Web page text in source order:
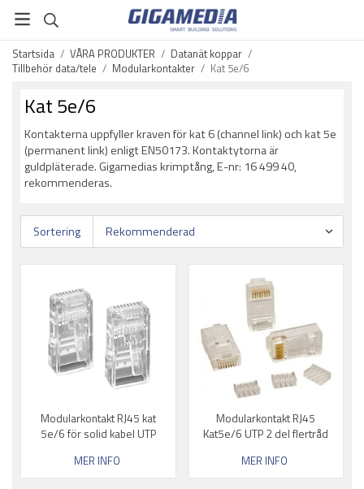
Startsida / VÅRA PRODUKTER / Datanät koppar /
Tillbehör data/tele / Modularkontakter / Kat 5e/6
Kat 5e/6
Kontakterna uppfyller kraven för kat 6 (channel link) och kat 5e
(permanent link) enligt EN50173. Kontaktytorna är
guldpläterade. Gigamedias krimptång, E-nr: 16 499 40,
rekommenderas.
Sortering
Modularkontakt RJ45 kat
5e/6 för solid kabel UTP
MER INFO
Modularkontakt RJ45
Kat5e/6 UTP 2 del flertråd
MER INFO